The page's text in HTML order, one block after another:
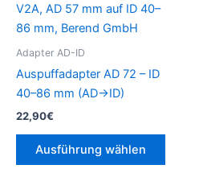
Adapter AD-ID
Auspuffadapter AD 72 – ID
40–86 mm (AD→ID)
22,90€
Ausführung wählen
auf